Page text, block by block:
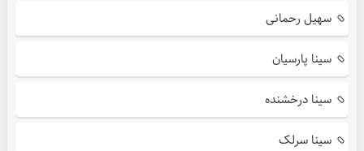
سهیل رحمانی
سینا پارسیان
سینا درخشنده
سینا سرلک